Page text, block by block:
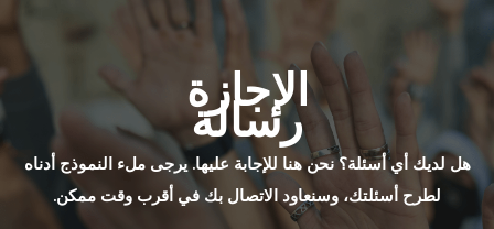
الإجازة
رسالة
هل لديك أي أسئلة؟ نحن هنا للإجابة عليها. يرجى ملء النموذج أدناه
لطرح أسئلتك، وسنعاود الاتصال بك في أقرب وقت ممكن.